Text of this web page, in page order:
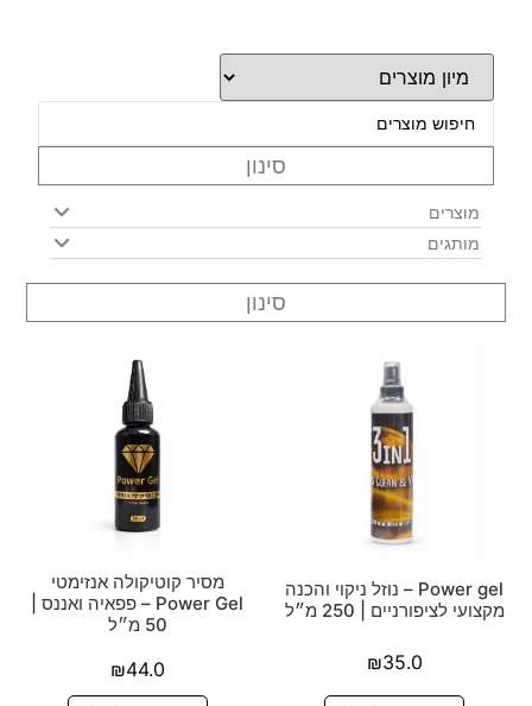
סינון
מוצרים
מותגים
סינון
Power gel – נוזל ניקוי והכנה
מקצועי לציפורניים | 250 מ״ל
₪35.0
מסיר קוטיקולה אנזימטי
Power Gel – פפאיה ואננס |
50 מ״ל
₪44.0